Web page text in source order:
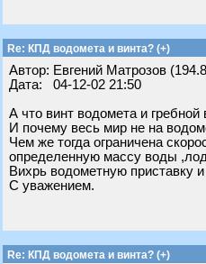
Re: КПД водомета и винта? (+)
Автор: Евгений Матрозов
Дата: 04-12-02 21:50
А что винт водомета и
И почему весь мир не на
Чем же тогда ограничена
определенную массу воды
Вихрь водометную приставку
С уважением.
Re: КПД водомета и винта? (+)